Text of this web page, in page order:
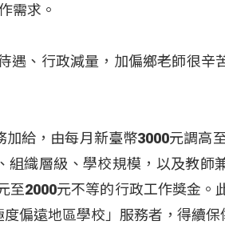
需求。
遇、行政減量，加偏鄉老師很辛
給，由每月新臺幣3000元調高
組織層級、學校規模，以及教師
至2000元不等的行政工作獎金。
偏遠地區學校」服務者，得續保